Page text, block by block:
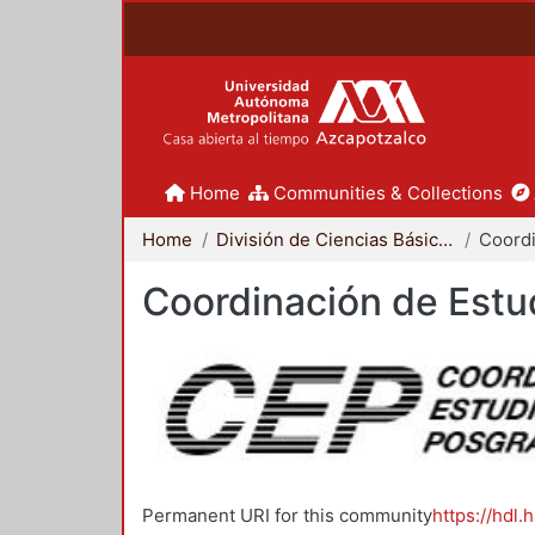
Home Communities & Collections
Home División de Ciencias Básicas e Ingeniería
Coordinación de
Permanent URI for this communityhttps://